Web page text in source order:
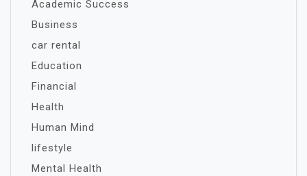
Academic Success
Business
car rental
Education
Financial
Health
Human Mind
lifestyle
Mental Health